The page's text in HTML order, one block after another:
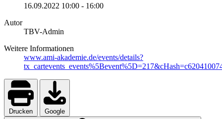
16.09.2022 10:00 - 16:00
Autor
TBV-Admin
Weitere Informationen
www.ami-akademie.de/events/details?
Drucken Google